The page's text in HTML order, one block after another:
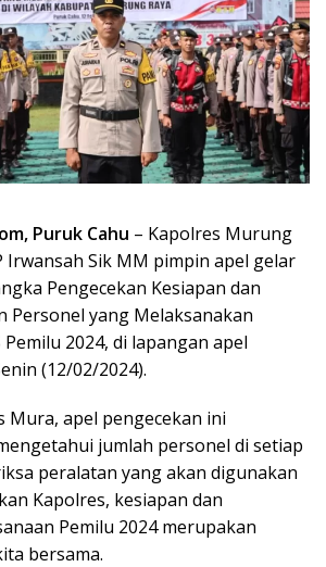
Puruk Cahu – Kapolres Murung
Irwansah Sik MM pimpin apel gelar
Pengecekan Kesiapan dan
Personel yang Melaksanakan
2024, di lapangan apel
(12/02/2024).
Mura, apel pengecekan ini
jumlah personel di setiap
peralatan yang akan digunakan
Kapolres, kesiapan dan
Pemilu 2024 merupakan
bersama.